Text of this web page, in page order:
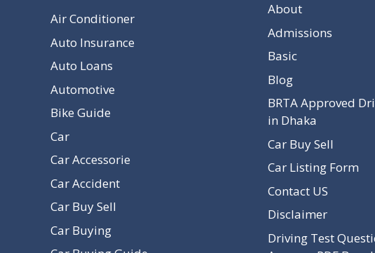
Air Conditioner
Auto Insurance
Auto Loans
Automotive
Bike Guide
Car
Car Accessorie
Car Accident
Car Buy Sell
Car Buying
About
Admissions
Basic
Blog
BRTA Approved
in Dhaka
Car Buy Sell
Car Listing Form
Contact US
Disclaimer
Driving Test